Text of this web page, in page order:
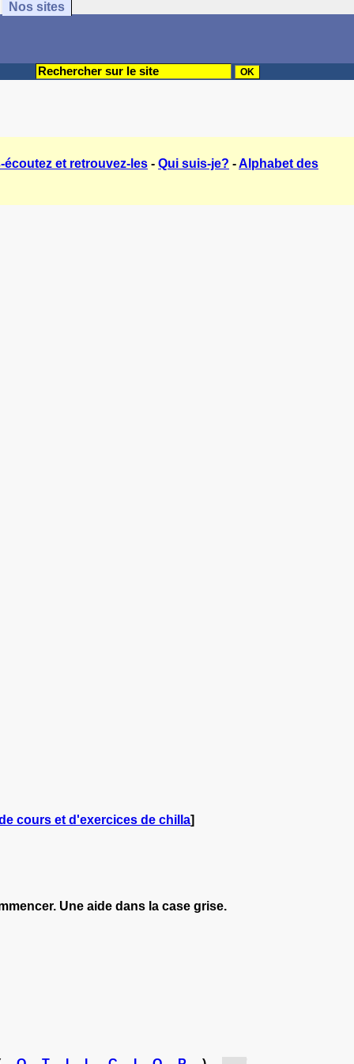
Nos sites
écoutez et retrouvez-les - Qui suis-je? -Alphabet des
cours et d'exercices de chilla]
Une aide dans la case grise.